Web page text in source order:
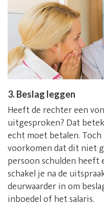
3. Beslag leggen
Heeft de rechter een
uitgesproken? Dat
echt moet betalen.
voorkomen dat dit niet
persoon schulden heeft
schakel je na de
deurwaarder in om
inboedel of het salaris.